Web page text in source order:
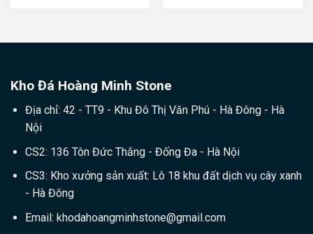
Kho Đá Hoàng Minh Stone
Địa chỉ: 42 - TT9 - Khu Đô Thị Văn Phú - Hà Đông - Hà
Nội
CS2: 136 Tôn Đức Thắng - Đống Đa - Hà Nội
CS3: Kho xưởng sản xuất: Lô 18 khu đất dịch vụ cây xanh
- Hà Đông
Email: khodahoangminhstone@gmail.com